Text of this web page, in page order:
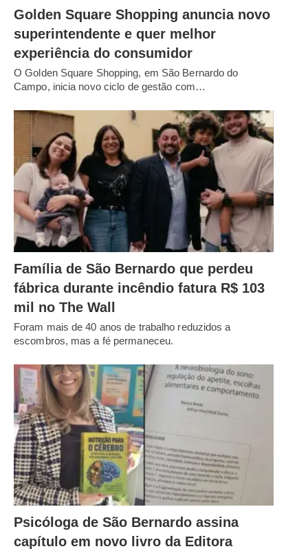
Golden Square Shopping anuncia novo
superintendente e quer melhor
experiência do consumidor
O Golden Square Shopping, em São Bernardo do
Campo, inicia novo ciclo de gestão com…
Família de São Bernardo que perdeu
fábrica durante incêndio fatura R$ 103
mil no The Wall
Foram mais de 40 anos de trabalho reduzidos a
escombros, mas a fé permaneceu.
Psicóloga de São Bernardo assina
capítulo em novo livro da Editora